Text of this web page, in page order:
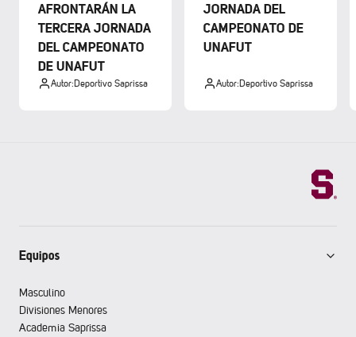
AFRONTARÁN LA
TERCERA JORNADA
DEL CAMPEONATO
DE UNAFUT
Autor:Deportivo Saprissa
JORNADA DEL
CAMPEONATO DE
UNAFUT
Autor:Deportivo Saprissa
Equipos
Masculino
Divisiones Menores
Academia Saprissa